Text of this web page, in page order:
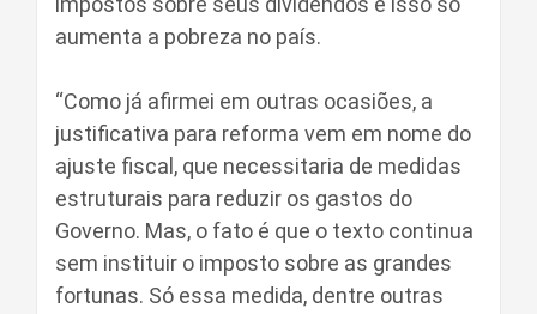
aumenta a pobreza no país.
“Como já afirmei em outras ocasiões, a
justificativa para reforma vem em nome do
ajuste fiscal, que necessitaria de medidas
estruturais para reduzir os gastos do
Governo. Mas, o fato é que o texto continua
sem instituir o imposto sobre as grandes
fortunas. Só essa medida, dentre outras